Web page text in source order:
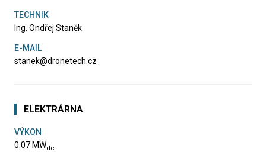
TECHNIK
Ing. Ondřej Staněk
E-MAIL
stanek@dronetech.cz
ELEKTRÁRNA
VÝKON
0.07 MWdc